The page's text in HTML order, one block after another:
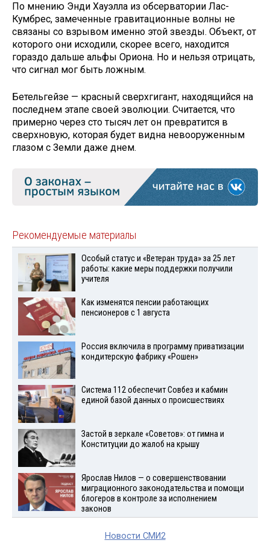
По мнению Энди Хауэлла из обсерватории Лас-
Кумбрес, замеченные гравитационные волны не
связаны со взрывом именно этой звезды. Объект, от
которого они исходили, скорее всего, находится
гораздо дальше альфы Ориона. Но и нельзя отрицать,
что сигнал мог быть ложным.
Бетельгейзе — красный сверхгигант, находящийся на
последнем этапе своей эволюции. Считается, что
примерно через сто тысяч лет он превратится в
сверхновую, которая будет видна невооруженным
глазом с Земли даже днем.
Рекомендуемые материалы
Особый статус и «Ветеран труда» за 25 лет
работы: какие меры поддержки получили
учителя
Как изменятся пенсии работающих
пенсионеров с 1 августа
Россия включила в программу приватизации
кондитерскую фабрику «Рошен»
Система 112 обеспечит Совбез и кабмин
единой базой данных о происшествиях
Застой в зеркале «Советов»: от гимна и
Конституции до жалоб на крышу
Ярослав Нилов — о совершенствовании
миграционного законодательства и помощи
блогеров в контроле за исполнением
законов
Новости СМИ2